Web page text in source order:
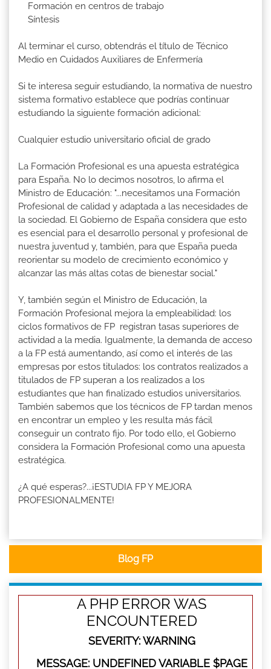
Formación en centros de trabajo
Síntesis
Al terminar el curso, obtendrás el título de Técnico
Medio en Cuidados Auxiliares de Enfermería
Si te interesa seguir estudiando, la normativa de nuestro
sistema formativo establece que podrías continuar
estudiando la siguiente formación adicional:
Cualquier estudio universitario oficial de grado
La Formación Profesional es una apuesta estratégica
para España. No lo decimos nosotros, lo afirma el
Ministro de Educación: "...necesitamos una Formación
Profesional de calidad y adaptada a las necesidades de
la sociedad. El Gobierno de España considera que esto
es esencial para el desarrollo personal y profesional de
nuestra juventud y, también, para que España pueda
reorientar su modelo de crecimiento económico y
alcanzar las más altas cotas de bienestar social."
Y, también según el Ministro de Educación, la
Formación Profesional mejora la empleabilidad: los
ciclos formativos de FP registran tasas superiores de
actividad a la media. Igualmente, la demanda de acceso
a la FP está aumentando, así como el interés de las
empresas por estos titulados: los contratos realizados a
titulados de FP superan a los realizados a los
estudiantes que han finalizado estudios universitarios.
También sabemos que los técnicos de FP tardan menos
en encontrar un empleo y les resulta más fácil
conseguir un contrato fijo. Por todo ello, el Gobierno
considera la Formación Profesional como una apuesta
estratégica.
¿A qué esperas?...¡ESTUDIA FP Y MEJORA
PROFESIONALMENTE!
Blog FP
A PHP ERROR WAS
ENCOUNTERED
SEVERITY: WARNING
MESSAGE: UNDEFINED VARIABLE $PAGE